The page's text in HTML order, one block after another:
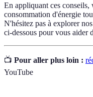
En appliquant ces
consommation d'énergie
N'hésitez pas à explorer
ci-dessous pour vous aider
📺 Pour aller plus loin :
YouTube